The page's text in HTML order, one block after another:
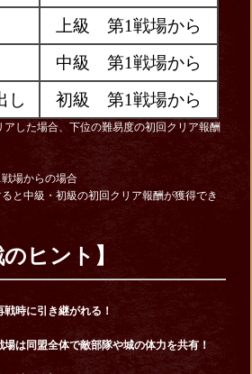
上級 第1戦場から
中級 第1戦場から
し
初級 第1戦場から
した場合、下位の難易度の初回クリア報酬
場からの場合
と中級・初級の初回クリア報酬が獲得でき
ヒント】
戦時に引き継がれる！
場は同盟全体で敵部隊や城の体力を共有！